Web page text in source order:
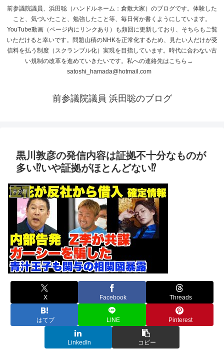
前参議院議員、浜田聡（ハンドルネーム：倉敷大家）のブログです。体験した
こと、気づいたこと、勉強したこと等、毎日何か書くようにしています。
YouTube動画（ページ内にリンクあり）も頻回に更新しており、そちらもご覧
いただけると幸いです。問題山積のNHKを正常化するため、見たい人だけが受
信料を払う制度（スクランブル化）実現を目指しています。時代に合わない古
い規制の改革を進めていきたいです。私への連絡先はこちら→
satoshi_hamada@hotmail.com
前参議院議員 浜田聡のブログ
黒川敦彦の発信内容は証拠不十分なものが
多い⁉いや証拠がほとんどない⁉
未分類
X Facebook Threads
はてブ LINE Pinterest
LinkedIn コピー